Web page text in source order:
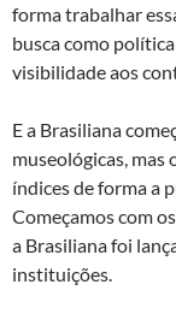
forma trabalhar
busca como
visibilidade aos
E a Brasiliana
museológicas, mas
índices de forma a
Começamos com
a Brasiliana foi
instituições.